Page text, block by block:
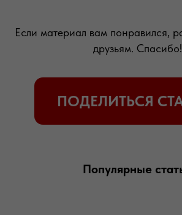
Если материал вам понравился,
друзьям. Спасибо!
Популярные